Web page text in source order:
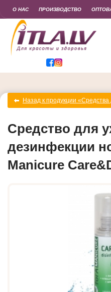
О НАС ПРОИЗВОДСТВО
Назад к продукции
Средство для
дезинфекции
Manicure